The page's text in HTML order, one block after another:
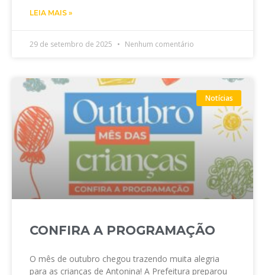
LEIA MAIS »
29 de setembro de 2025 Nenhum comentário
Notícias
CONFIRA A PROGRAMAÇÃO
O mês de outubro chegou trazendo muita alegria
para as crianças de Antonina! A Prefeitura preparou